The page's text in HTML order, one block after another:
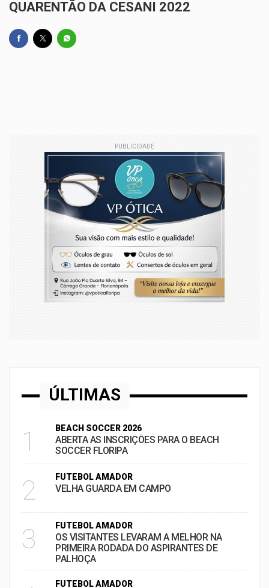
QUARENTÃO DA CESANI 2022
PUBLICIDADE
ÚLTIMAS
1 BEACH SOCCER 2026
ABERTA AS INSCRIÇÕES PARA O BEACH
SOCCER FLORIPA
2 FUTEBOL AMADOR
VELHA GUARDA EM CAMPO
3 FUTEBOL AMADOR
OS VISITANTES LEVARAM A MELHOR NA
PRIMEIRA RODADA DO ASPIRANTES DE
PALHOÇA
FUTEBOL AMADOR